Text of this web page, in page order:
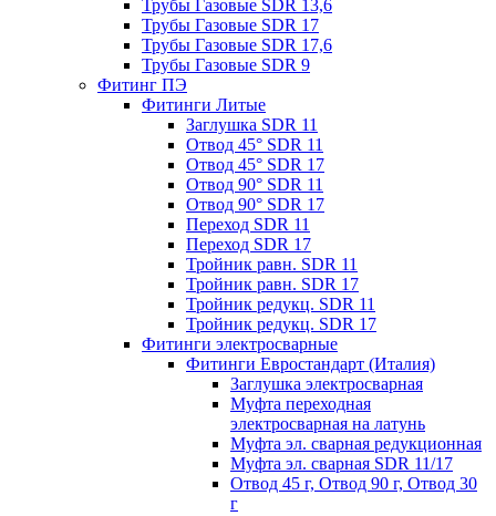
Трубы Газовые SDR 13,6
Трубы Газовые SDR 17
Трубы Газовые SDR 17,6
Трубы Газовые SDR 9
Фитинг ПЭ
Фитинги Литые
Заглушка SDR 11
Отвод 45° SDR 11
Отвод 45° SDR 17
Отвод 90° SDR 11
Отвод 90° SDR 17
Переход SDR 11
Переход SDR 17
Тройник равн. SDR 11
Тройник равн. SDR 17
Тройник редукц. SDR 11
Тройник редукц. SDR 17
Фитинги электросварные
Фитинги Евростандарт (Италия)
Заглушка электросварная
Муфта переходная
электросварная на латунь
Муфта эл. cварная редукционная
Муфта эл. сварная SDR 11/17
Отвод 45 г, Отвод 90 г, Отвод 30
г